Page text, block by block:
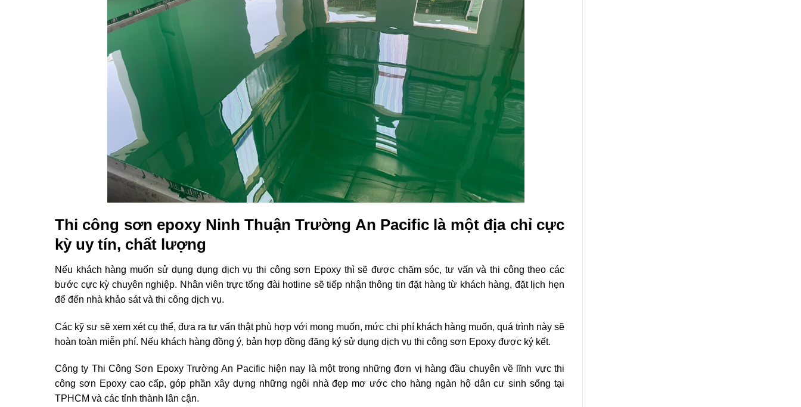
Thi công sơn epoxy Ninh Thuận Trường An Pacific là một địa chỉ cực
kỳ uy tín, chất lượng
Nếu khách hàng muốn sử dụng dụng dịch vụ thi công sơn Epoxy thì sẽ được chăm sóc, tư vấn và thi công theo các
bước cực kỳ chuyên nghiệp. Nhân viên trực tổng đài hotline sẽ tiếp nhận thông tin đặt hàng từ khách hàng, đặt lịch hẹn
để đến nhà khảo sát và thi công dịch vụ.
Các kỹ sư sẽ xem xét cụ thể, đưa ra tư vấn thật phù hợp với mong muốn, mức chi phí khách hàng muốn, quá trình này sẽ
hoàn toàn miễn phí. Nếu khách hàng đồng ý, bản hợp đồng đăng ký sử dụng dịch vụ thi công sơn Epoxy được ký kết.
Công ty Thi Công Sơn Epoxy Trường An Pacific hiện nay là một trong những đơn vị hàng đầu chuyên về lĩnh vực thi
công sơn Epoxy cao cấp, góp phần xây dựng những ngôi nhà đẹp mơ ước cho hàng ngàn hộ dân cư sinh sống tại
TPHCM và các tỉnh thành lân cận.